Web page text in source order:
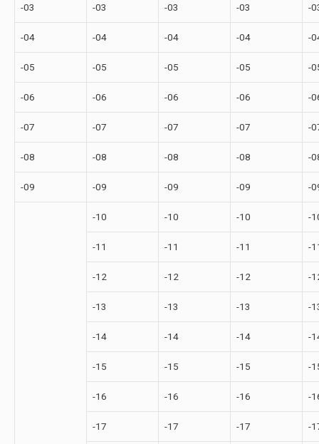
-03 -03 -03 -03 -
-04 -04 -04 -04 -
-05 -05 -05 -05 -
-06 -06 -06 -06 -
-07 -07 -07 -07 -
-08 -08 -08 -08 -
-09 -09 -09 -09 -
-10 -10 -10 -
-11 -11 -11 -
-12 -12 -12 -
-13 -13 -13 -
-14 -14 -14 -
-15 -15 -15 -
-16 -16 -16 -
-17 -17 -17 -